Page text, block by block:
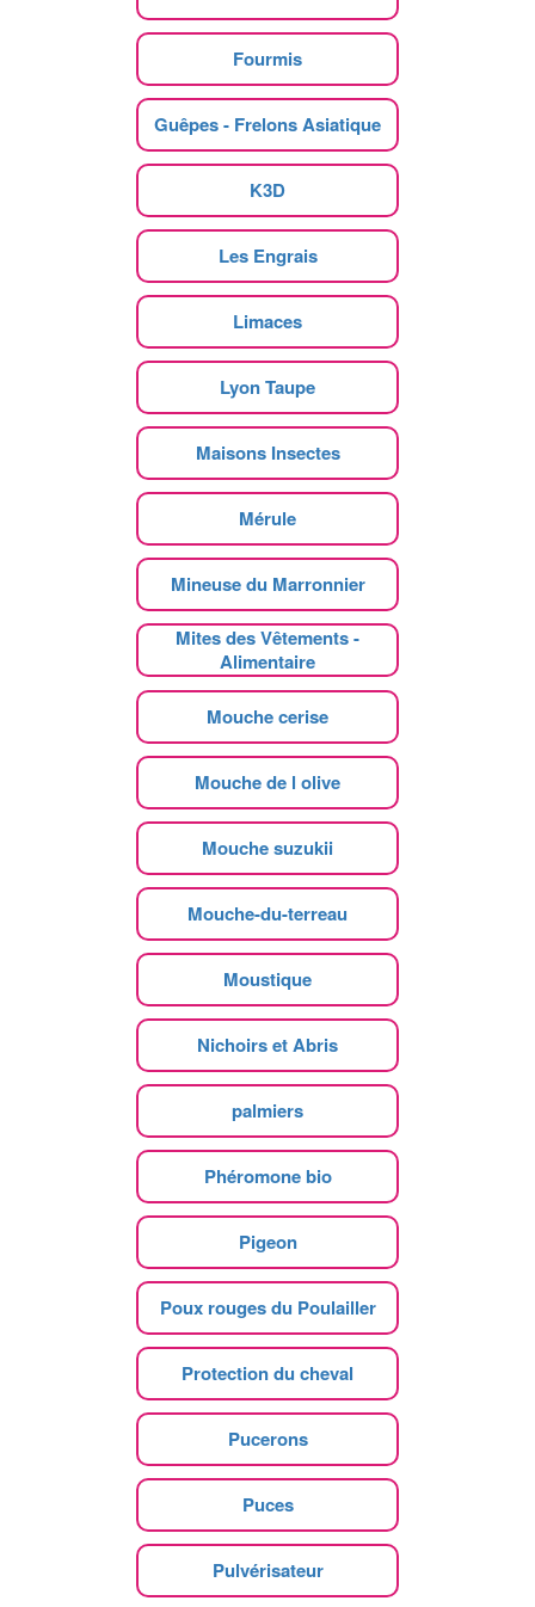
Fourmis
Guêpes - Frelons Asiatique
K3D
Les Engrais
Limaces
Lyon Taupe
Maisons Insectes
Mérule
Mineuse du Marronnier
Mites des Vêtements -
Alimentaire
Mouche cerise
Mouche de l olive
Mouche suzukii
Mouche-du-terreau
Moustique
Nichoirs et Abris
palmiers
Phéromone bio
Pigeon
Poux rouges du Poulailler
Protection du cheval
Pucerons
Puces
Pulvérisateur